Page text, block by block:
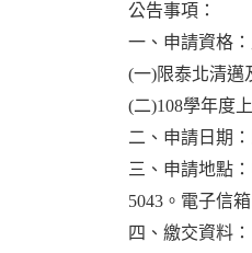
公告事項：
一、申請資格
(一)限泰北清邁
(二)108學年度
二、申請日期
三、申請地點
5043。電子信箱
四、繳交資料：